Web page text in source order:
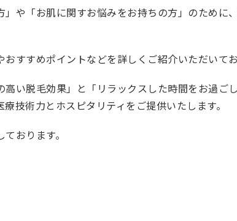
や「お肌に関すお悩みをお持ちの方」のために
すすめポイントなどを詳しくご紹介いただいて
高い脱毛効果」と「リラックスした時間をお過ご
療技術力とホスピタリティをご提供いたします。
おります。